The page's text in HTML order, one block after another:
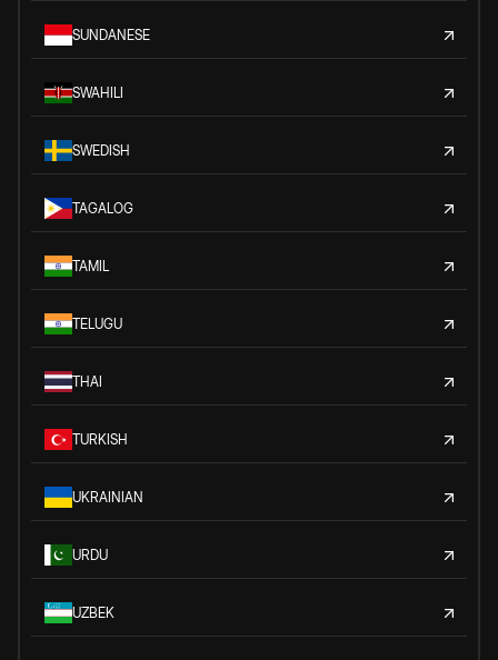
SUNDANESE
SWAHILI
SWEDISH
TAGALOG
TAMIL
TELUGU
THAI
TURKISH
UKRAINIAN
URDU
UZBEK